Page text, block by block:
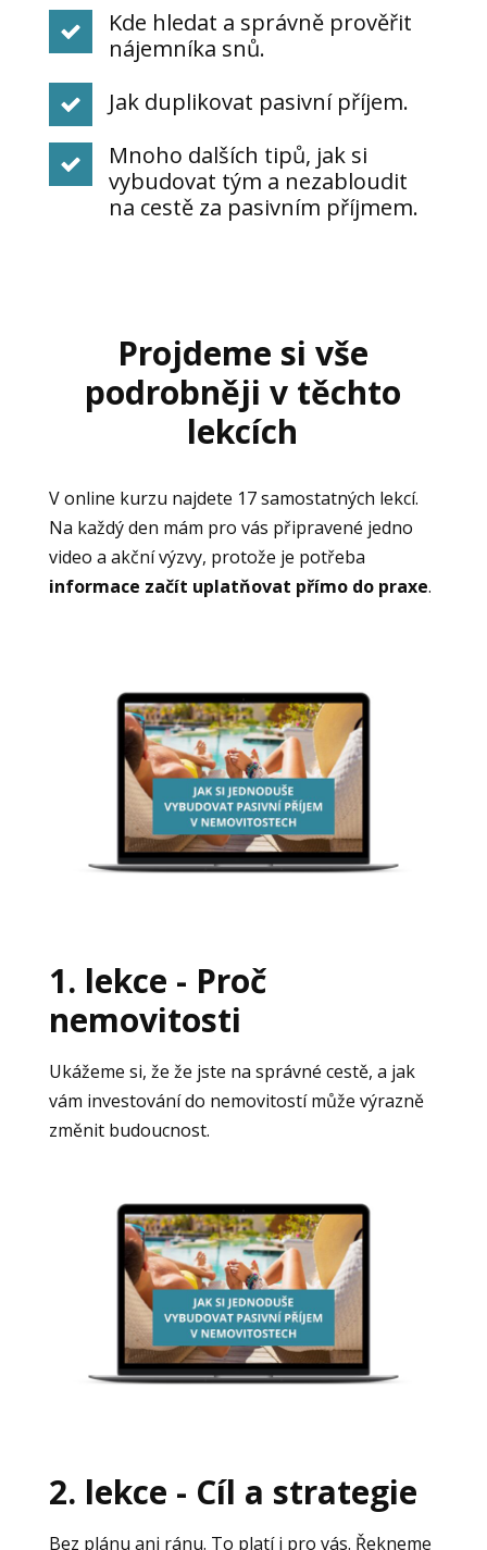
Kde hledat a správně prověřit
nájemníka snů.
Jak duplikovat pasivní příjem.
Mnoho dalších tipů, jak si
vybudovat tým a nezabloudit
na cestě za pasivním příjmem.
Projdeme si vše
podrobněji v těchto
lekcích
V online kurzu najdete 17 samostatných lekcí.
Na každý den mám pro vás připravené jedno
video a akční výzvy, protože je potřeba
informace začít uplatňovat přímo do praxe.
1. lekce - Proč
nemovitosti
Ukážeme si, že že jste na správné cestě, a jak
vám investování do nemovitostí může výrazně
změnit budoucnost.
2. lekce - Cíl a strategie
Bez plánu ani ránu. To platí i pro vás. Řekneme